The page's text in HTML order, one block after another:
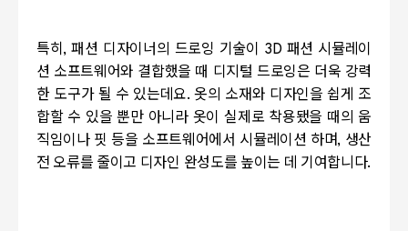
특히,패션 디자이너의 드로잉 기술이 3D 패션 시뮬레이
션 소프트웨어와 결합했을 때 디지털 드로잉은 더욱 강력
한 도구가 될 수 있는데요.옷의 소재와 디자인을 쉽게 조
합할 수 있을 뿐만 아니라 옷이 실제로 착용됐을 때의 움
직임이나 핏 등을 소프트웨어에서 시뮬레이션 하며, 생산
전 오류를 줄이고 디자인 완성도를 높이는 데 기여합니다.